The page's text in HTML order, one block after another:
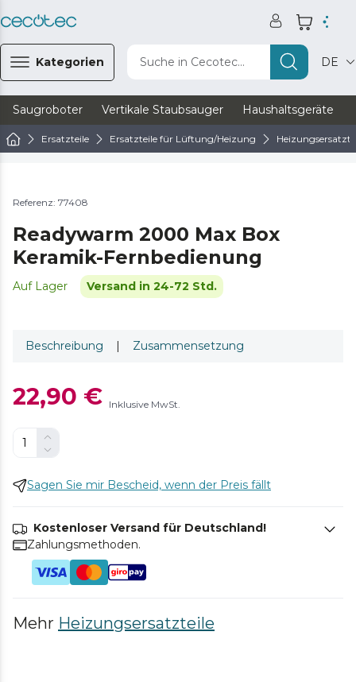
Kategorien Suche in Cecotec... DE
Saugroboter Vertikale Staubsauger Haushaltsgeräte
Ersatzteile Ersatzteile für Lüftung/Heizung
Referenz: 77408
Readywarm 2000 Max Box
Keramik-Fernbedienung
Auf Lager Versand in 24-72 Std.
Beschreibung | Zusammensetzung
22,90 € Inklusive MwSt.
Sagen Sie mir Bescheid, wenn der Preis fällt
Kostenloser Versand für Deutschland!
Zahlungsmethoden.
Mehr Heizungsersatzteile